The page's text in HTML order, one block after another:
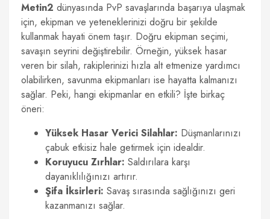
Metin2 dünyasında PvP savaşlarında başarıya ulaşmak
için, ekipman ve yeteneklerinizi doğru bir şekilde
kullanmak hayati önem taşır. Doğru ekipman seçimi,
savaşın seyrini değiştirebilir. Örneğin, yüksek hasar
veren bir silah, rakiplerinizi hızla alt etmenize yardımcı
olabilirken, savunma ekipmanları ise hayatta kalmanızı
sağlar. Peki, hangi ekipmanlar en etkili? İşte birkaç
öneri:
Yüksek Hasar Verici Silahlar: Düşmanlarınızı
çabuk etkisiz hale getirmek için idealdir.
Koruyucu Zırhlar: Saldırılara karşı
dayanıklılığınızı artırır.
Şifa İksirleri: Savaş sırasında sağlığınızı geri
kazanmanızı sağlar.